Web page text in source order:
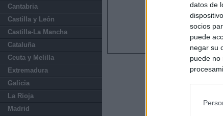
datos de
socios
puede
negar su
puede no
Cantabria
Castilla y León
Castilla-La Mancha
Cataluña
Ceuta y Melilla
Extremadura
Galicia
La Rioja
Madrid